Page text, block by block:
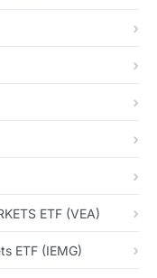
ETF (VEA)
ETF (IEMG)